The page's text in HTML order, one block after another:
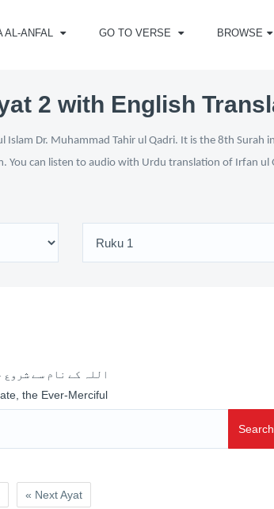
AL-ANFAL GO TO VERSE BROWSE
2 with English
Dr. Muhammad Tahir ul Qadri. It is the 8th
You can listen to audio with Urdu translation of Irfan ul
اللہ کے نام سے شروع
the Ever-Merciful
Search
« Next Ayat